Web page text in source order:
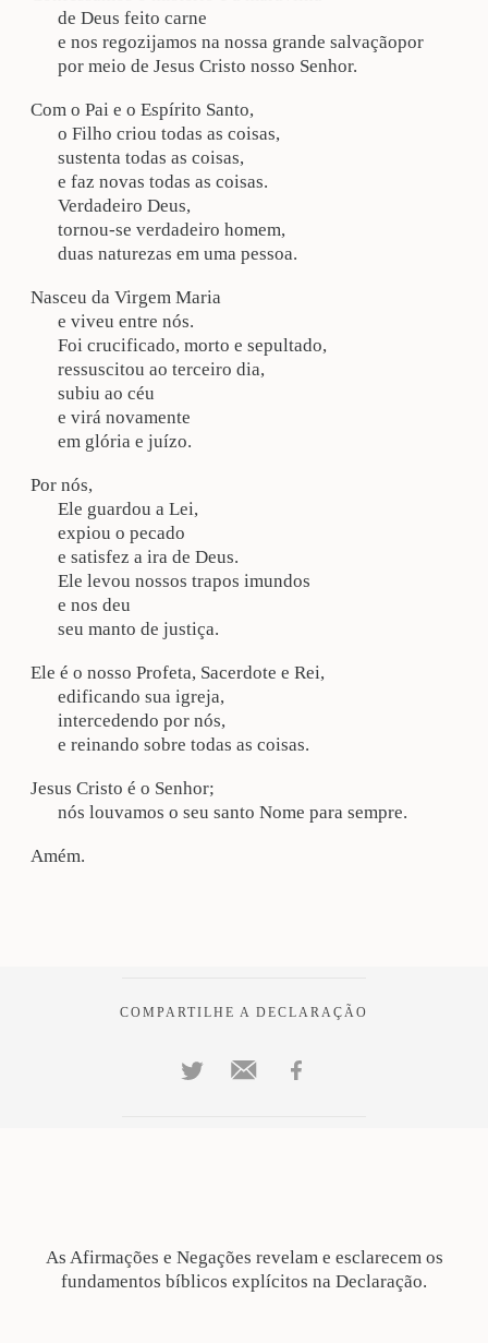
de Deus feito carne
e nos regozijamos na nossa grande salvaçãopor
por meio de Jesus Cristo nosso Senhor.
Com o Pai e o Espírito Santo,
o Filho criou todas as coisas,
sustenta todas as coisas,
e faz novas todas as coisas.
Verdadeiro Deus,
tornou-se verdadeiro homem,
duas naturezas em uma pessoa.
Nasceu da Virgem Maria
e viveu entre nós.
Foi crucificado, morto e sepultado,
ressuscitou ao terceiro dia,
subiu ao céu
e virá novamente
em glória e juízo.
Por nós,
Ele guardou a Lei,
expiou o pecado
e satisfez a ira de Deus.
Ele levou nossos trapos imundos
e nos deu
seu manto de justiça.
Ele é o nosso Profeta, Sacerdote e Rei,
edificando sua igreja,
intercedendo por nós,
e reinando sobre todas as coisas.
Jesus Cristo é o Senhor;
nós louvamos o seu santo Nome para sempre.
Amém.
COMPARTILHE A DECLARAÇÃO
As Afirmações e Negações revelam e esclarecem os
fundamentos bíblicos explícitos na Declaração.